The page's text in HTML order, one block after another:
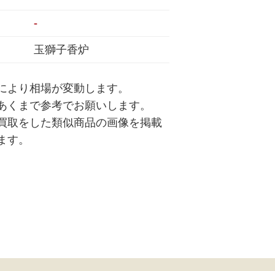
-
玉獅子香炉
り相場が変動します。
まで参考でお願いします。
取をした類似商品の画像を掲載
す。